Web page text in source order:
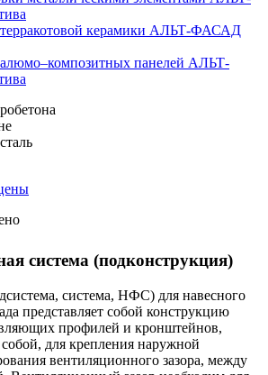
керамики АЛЬТ-ФАСАД
панелей АЛЬТ-
система (подконструкция)
система, НФС) для навесного
представляет собой конструкцию
профилей и кронштейнов,
для крепления наружной
вентиляционного зазора, между